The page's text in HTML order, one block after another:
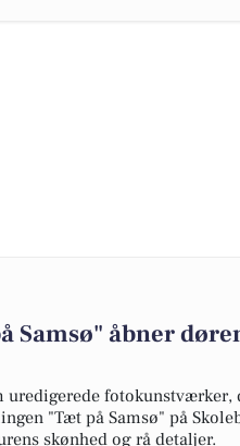
Samsø" åbner
uredigerede
"Tæt på Samsø" på
skønhed og rå detaljer.